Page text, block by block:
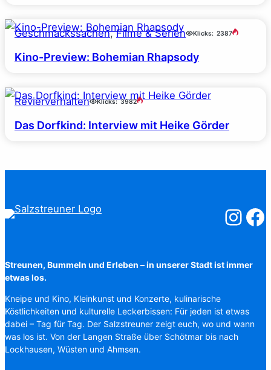
Geschmackssachen, Filme & Serien Klicks: 2387
Kino-Preview: Bohemian Rhapsody
Revierverhalten Klicks: 3982
Das Dorfkind: Interview mit Heike Görder
Streunen, Bummeln und Erleben – in unserer Stadt ist immer
etwas los.
Kneipe und Kino, Kleinkunst und Konzerte, kulinarische
Köstlichkeiten und kulturelle Leckerbissen: Für jeden ist etwas
dabei – Tag für Tag. Der Salzstreuner zeigt euch, wo und wann
was los ist. Von der Langen Straße über Schötmar bis nach
Lockhausen, Wüsten und Ahmsen.